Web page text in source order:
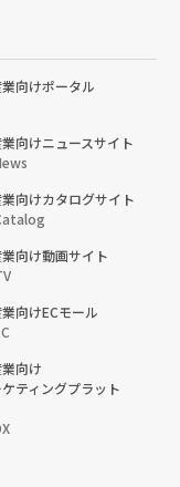
向けポータル
向けニュースサイト
向けカタログサイト
向け動画サイト
向けECモール
向け
ティングプラット